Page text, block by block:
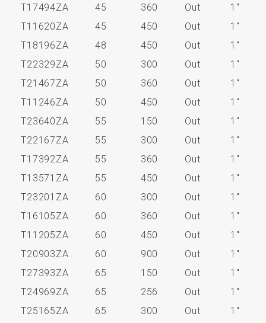
T17494ZA
45 360 Out
1"
T11620ZA
45 450 Out
1"
T18196ZA
48 450 Out
1"
T22329ZA
50 300 Out
1"
T21467ZA
50 360 Out
1"
T11246ZA
50 450 Out
1"
T23640ZA
55 150 Out
1"
T22167ZA
55 300 Out
1"
T17392ZA
55 360 Out
1"
T13571ZA
55 450 Out
1"
T23201ZA
60 300 Out
1"
T16105ZA
60 360 Out
1"
T11205ZA
60 450 Out
1"
T20903ZA
60 900 Out
1"
T27393ZA
65 150 Out
1"
T24969ZA
65 256 Out
1"
T25165ZA
65 300 Out
1"